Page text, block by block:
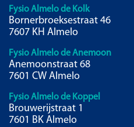
Fysio Almelo de Kolk
Bornerbroeksestraat 46
7607 KH Almelo
Fysio Almelo de Anemoon
Anemoonstraat 68
7601 CW Almelo
Fysio Almelo de Koppel
Brouwerijstraat 1
7601 BK Almelo